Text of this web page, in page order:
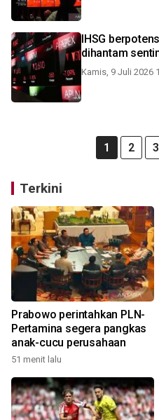
IHSG
dihantam
Kamis, 9 Juli 2026
1 2 3
Terkini
Prabowo perintahkan PLN-
Pertamina segera pangkas
anak-cucu perusahaan
51 menit lalu